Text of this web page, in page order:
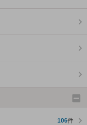
106件